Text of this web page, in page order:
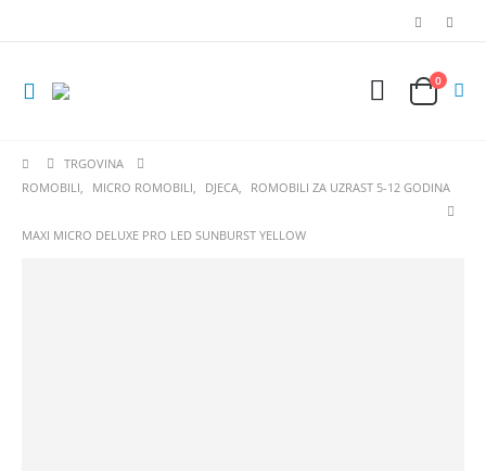
0
TRGOVINA
ROMOBILI, MICRO ROMOBILI, DJECA, ROMOBILI ZA UZRAST 5-12 GODINA
MAXI MICRO DELUXE PRO LED SUNBURST YELLOW